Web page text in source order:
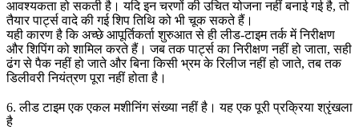
आवश्यकता हो सकती है। यदि इन चरणों की उचित योजना नहीं बनाई गई है, तो
तैयार पार्ट्स वादे की गई शिप तिथि को भी चूक सकते हैं।
यही कारण है कि अच्छे आपूर्तिकर्ता शुरुआत से ही लीड-टाइम तर्क में निरीक्षण
और शिपिंग को शामिल करते हैं। जब तक पार्ट्स का निरीक्षण नहीं हो जाता, सही
ढंग से पैक नहीं हो जाते और बिना किसी भ्रम के रिलीज नहीं हो जाते, तब तक
डिलीवरी नियंत्रण पूरा नहीं होता है।
6. लीड टाइम एक एकल मशीनिंग संख्या नहीं है। यह एक पूरी प्रक्रिया श्रृंखला
है